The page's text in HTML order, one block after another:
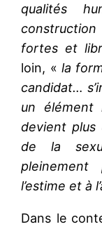
qualités
fortes et
loin, « la
candidat…
un élément
devient plus
de la
l’estime et à
Dans le